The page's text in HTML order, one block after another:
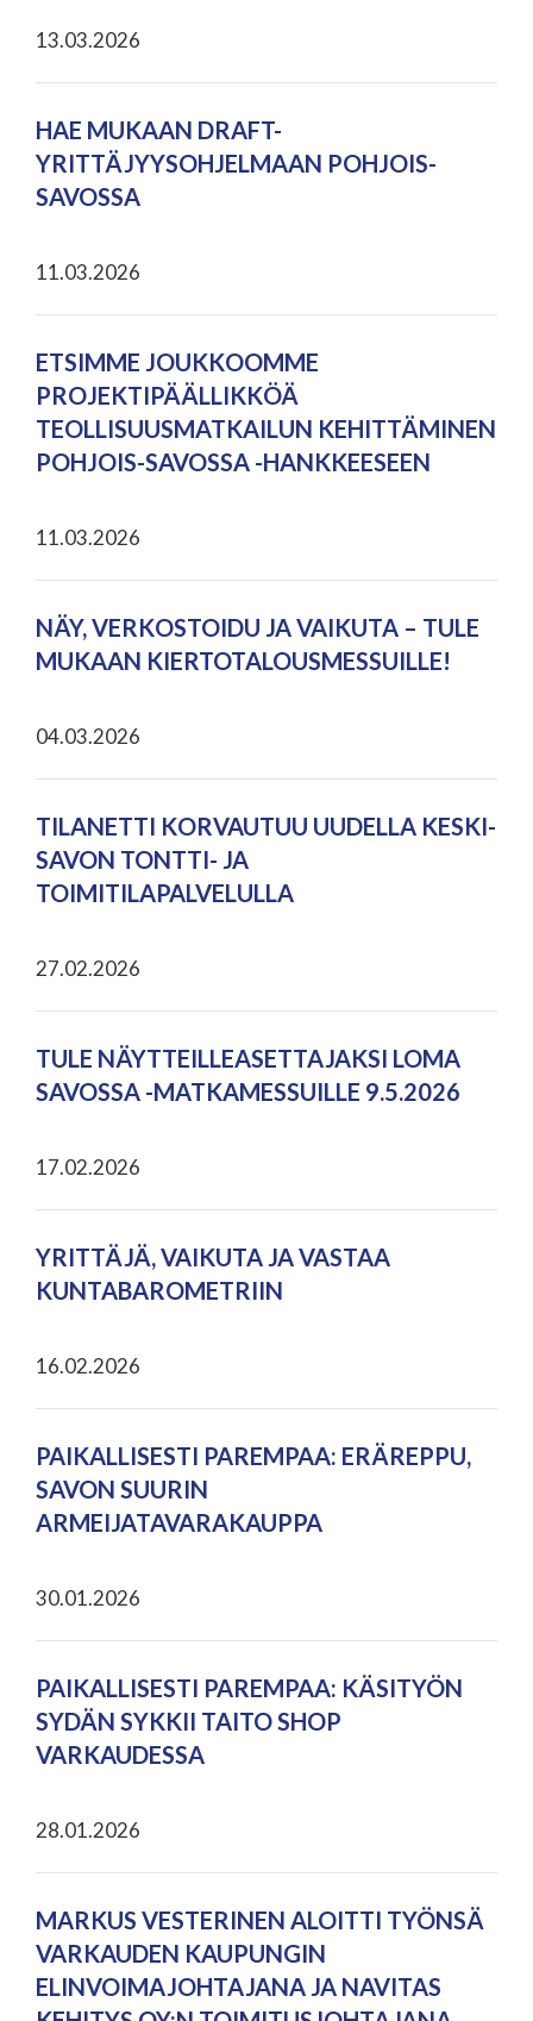
13.03.2026
HAE MUKAAN DRAFT-
YRITTÄJYYSOHJELMAAN POHJOIS-
SAVOSSA
11.03.2026
ETSIMME JOUKKOOMME
PROJEKTIPÄÄLLIKKÖÄ
TEOLLISUUSMATKAILUN KEHITTÄMINEN
POHJOIS-SAVOSSA -HANKKEESEEN
11.03.2026
NÄY, VERKOSTOIDU JA VAIKUTA – TULE
MUKAAN KIERTOTALOUSMESSUILLE!
04.03.2026
TILANETTI KORVAUTUU UUDELLA KESKI-
SAVON TONTTI- JA
TOIMITILAPALVELULLA
27.02.2026
TULE NÄYTTEILLEASETTAJAKSI LOMA
SAVOSSA -MATKAMESSUILLE 9.5.2026
17.02.2026
YRITTÄJÄ, VAIKUTA JA VASTAA
KUNTABAROMETRIIN
16.02.2026
PAIKALLISESTI PAREMPAA: ERÄREPPU,
SAVON SUURIN
ARMEIJATAVARAKAUPPA
30.01.2026
PAIKALLISESTI PAREMPAA: KÄSITYÖN
SYDÄN SYKKII TAITO SHOP
VARKAUDESSA
28.01.2026
MARKUS VESTERINEN ALOITTI TYÖNSÄ
VARKAUDEN KAUPUNGIN
ELINVOIMAJOHTAJANA JA NAVITAS